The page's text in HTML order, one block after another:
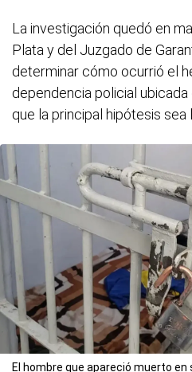
La investigación quedó en
Plata y del Juzgado de
determinar cómo ocurrió el
dependencia policial ubicada
que la principal hipótesis sea
El hombre que apareció muerto